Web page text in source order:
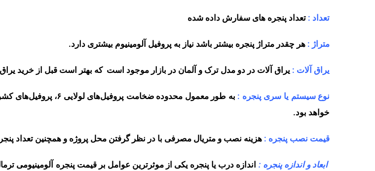
تعداد : تعداد پنجره های سفارش داده شده
متراژ : هر چقدر متراژ پنجره بیشتر باشد نیاز به پروفیل آلومینیوم بیشتری دارد.
یراق آلات : یراق آلات در دو مدل ترک و آلمان در بازار موجود است که بهتر است قبل از خرید
نوع سیستم یا سری پنجره :
خواهد بود.
قیمت نصب پنجره : هزینه‌ نصب و متریال مصرفی با در نظر گرفتن محل پروژه و همچنین تعداد پنجره‌ها حدودا بین 5 الی ۱۵ درصد کل مبلغ
ابعاد و اندازه پنجره : اندازه درب یا پنجره یکی از موثرترین عوامل بر قیمت پنجره آلومینیومی